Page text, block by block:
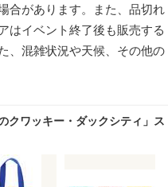
合があります。また、品切れ
はイベント終了後も販売する
、混雑状況や天候、その他の
クワッキー・ダックシティ」ス